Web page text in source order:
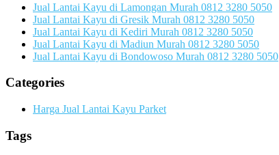
Jual Lantai Kayu di Lamongan Murah 0812 3280 5050
Jual Lantai Kayu di Gresik Murah 0812 3280 5050
Jual Lantai Kayu di Kediri Murah 0812 3280 5050
Jual Lantai Kayu di Madiun Murah 0812 3280 5050
Jual Lantai Kayu di Bondowoso Murah 0812 3280 5050
Categories
Harga Jual Lantai Kayu Parket
Tags